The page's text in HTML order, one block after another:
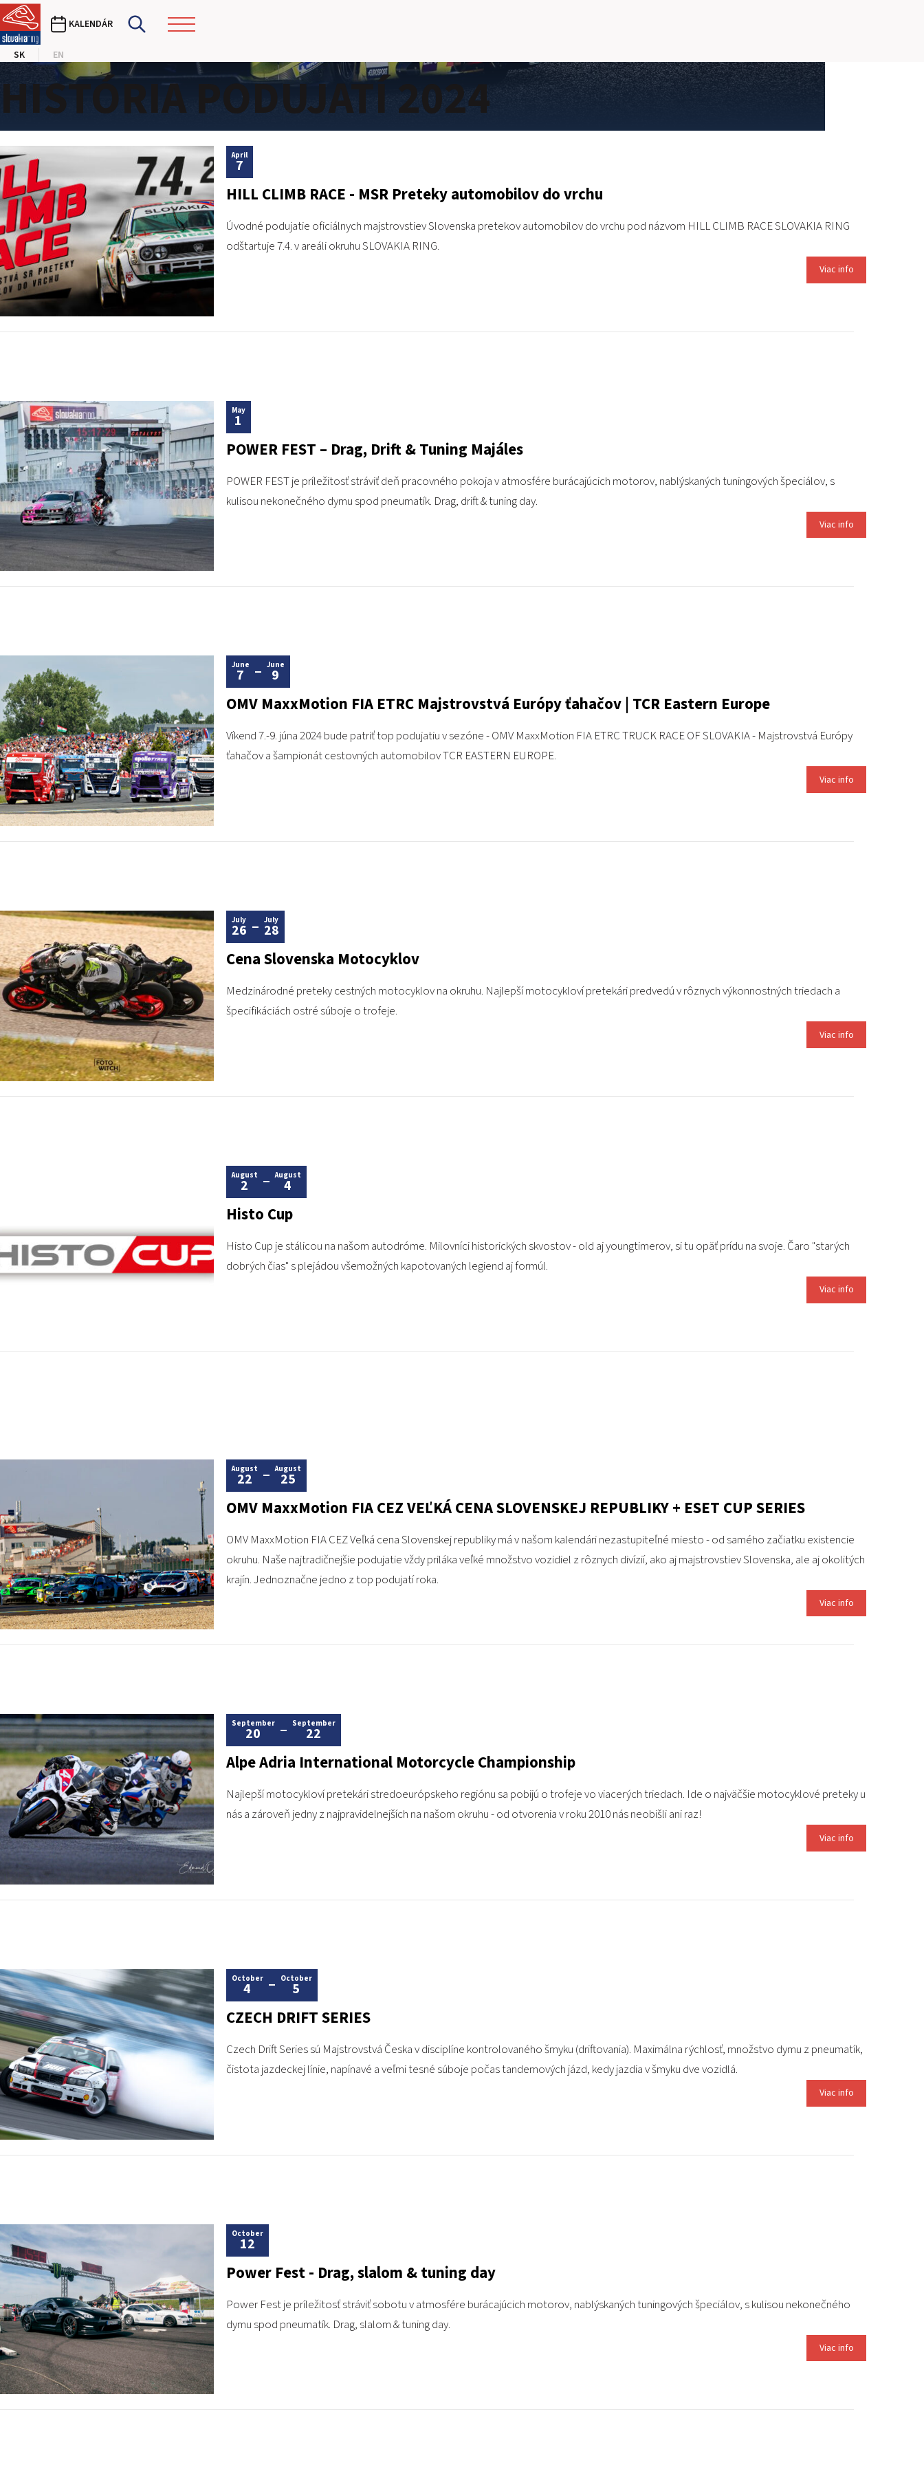
KALENDÁR
SK EN
MOTOKÁRY
HOTEL RING
KONTAKTY
HISTÓRIA PODUJATÍ 2024
April
7
HILL CLIMB RACE - MSR Preteky automobilov do vrchu
Úvodné podujatie oficiálnych majstrovstiev Slovenska pretekov automobilov do vrchu pod názvom HILL CLIMB RACE SLOVAKIA RING
odštartuje 7.4. v areáli okruhu SLOVAKIA RING.
Viac info
May
1
POWER FEST – Drag, Drift & Tuning Majáles
POWER FEST je príležitosť stráviť deň pracovného pokoja v atmosfére burácajúcich motorov, nablýskaných tuningových špeciálov, s
kulisou nekonečného dymu spod pneumatík. Drag, drift & tuning day.
Viac info
June
7
June
9
OMV MaxxMotion FIA ETRC Majstrovstvá Európy ťahačov | TCR Eastern Europe
Víkend 7.-9. júna 2024 bude patriť top podujatiu v sezóne - OMV MaxxMotion FIA ETRC TRUCK RACE OF SLOVAKIA - Majstrovstvá Európy
ťahačov a šampionát cestovných automobilov TCR EASTERN EUROPE.
Viac info
July
26
July
28
Cena Slovenska Motocyklov
Medzinárodné preteky cestných motocyklov na okruhu. Najlepší motocykloví pretekári predvedú v rôznych výkonnostných triedach a
špecifikáciách ostré súboje o trofeje.
Viac info
August
2
August
4
Histo Cup
Histo Cup je stálicou na našom autodróme. Milovníci historických skvostov - old aj youngtimerov, si tu opäť prídu na svoje. Čaro "starých
dobrých čias" s plejádou všemožných kapotovaných legiend aj formúl.
Viac info
August
22
August
25
OMV MaxxMotion FIA CEZ VEĽKÁ CENA SLOVENSKEJ REPUBLIKY + ESET CUP SERIES
OMV MaxxMotion FIA CEZ Veľká cena Slovenskej republiky má v našom kalendári nezastupiteľné miesto - od samého začiatku existencie
okruhu. Naše najtradičnejšie podujatie vždy priláka veľké množstvo vozidiel z rôznych divízií, ako aj majstrovstiev Slovenska, ale aj okolitých
krajín. Jednoznačne jedno z top podujatí roka.
Viac info
September
20
September
22
Alpe Adria International Motorcycle Championship
Najlepší motocykloví pretekári stredoeurópskeho regiónu sa pobijú o trofeje vo viacerých triedach. Ide o najväčšie motocyklové preteky u
nás a zároveň jedny z najpravidelnejších na našom okruhu - od otvorenia v roku 2010 nás neobišli ani raz!
Viac info
October
4
October
5
CZECH DRIFT SERIES
Czech Drift Series sú Majstrovstvá Česka v disciplíne kontrolovaného šmyku (driftovania). Maximálna rýchlosť, množstvo dymu z pneumatík,
čistota jazdeckej línie, napínavé a veľmi tesné súboje počas tandemových jázd, kedy jazdia v šmyku dve vozidlá.
Viac info
October
12
Power Fest - Drag, slalom & tuning day
Power Fest je príležitosť stráviť sobotu v atmosfére burácajúcich motorov, nablýskaných tuningových špeciálov, s kulisou nekonečného
dymu spod pneumatík. Drag, slalom & tuning day.
Viac info